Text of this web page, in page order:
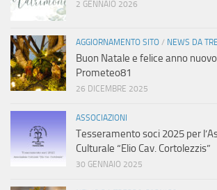
2 GENNAIO 2026
AGGIORNAMENTO SITO / NEWS DA
Buon Natale e felice anno
Prometeo81
26 DICEMBRE 2025
ASSOCIAZIONI
Tesseramento soci 2025 per
Culturale “Elio Cav. Cortolezzis”
30 GENNAIO 2025